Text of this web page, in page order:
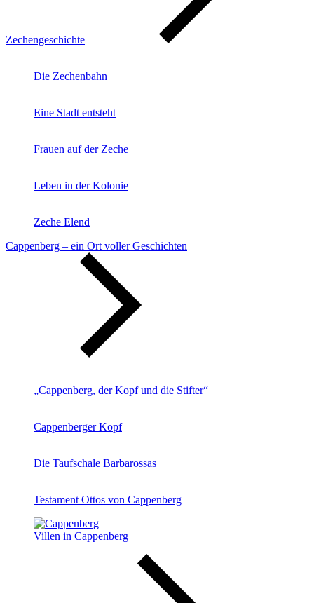
Zechengeschichte
Die Zechenbahn
Eine Stadt entsteht
Frauen auf der Zeche
Leben in der Kolonie
Zeche Elend
Cappenberg – ein Ort voller Geschichten
„Cappenberg, der Kopf und die Stifter“
Cappenberger Kopf
Die Taufschale Barbarossas
Testament Ottos von Cappenberg
Villen in Cappenberg